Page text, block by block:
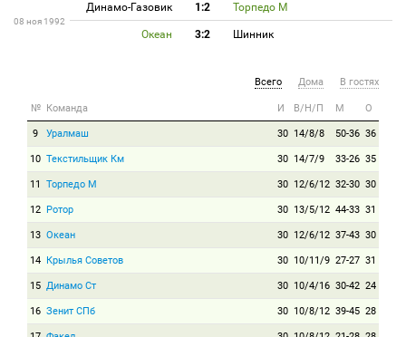
Динамо-Газовик 1:2 Торпедо М
08 ноя 1992
Океан 3:2 Шинник
Всего Дома В гостях
№ Команда И В/Н/П М О
9 Уралмаш 30 14/8/8 50-36 36
10 Текстильщик Км 30 14/7/9 33-26 35
11 Торпедо М 30 12/6/12 32-30 30
12 Ротор 30 13/5/12 44-33 31
13 Океан 30 12/6/12 37-43 30
14 Крылья Советов 30 10/11/9 27-27 31
15 Динамо Ст 30 10/4/16 30-42 24
16 Зенит СПб 30 10/8/12 39-45 28